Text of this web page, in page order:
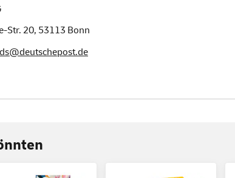
Str. 20, 53113 Bonn